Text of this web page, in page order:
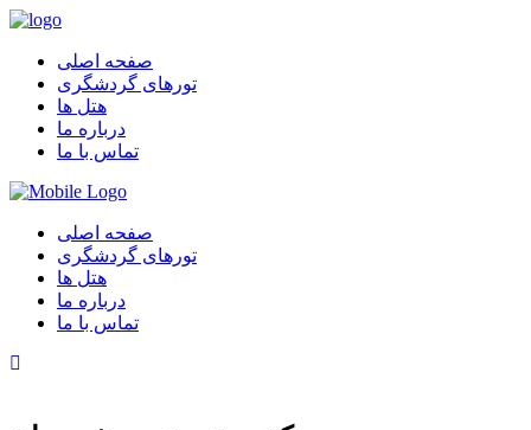
صفحه اصلی
تورهای گردشگری
هتل ها
درباره ما
تماس با ما
صفحه اصلی
تورهای گردشگری
هتل ها
درباره ما
تماس با ما